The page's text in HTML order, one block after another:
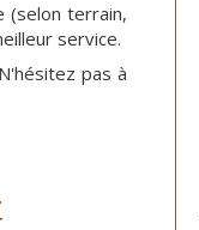
(selon terrain,
service.
pas à